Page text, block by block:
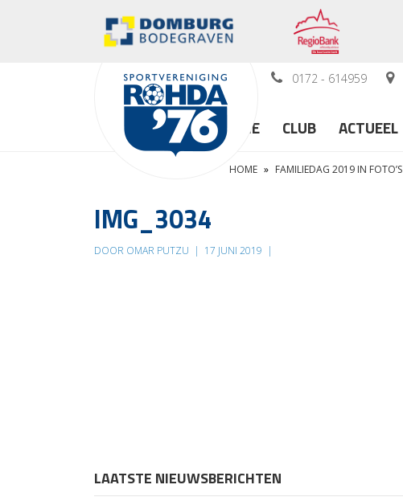
0172 - 614959
HOME CLUB ACTUEEL
HOME » FAMILIEDAG 2019 IN FOTO’S
IMG_3034
DOOR OMAR PUTZU | 17 JUNI 2019 |
LAATSTE NIEUWSBERICHTEN